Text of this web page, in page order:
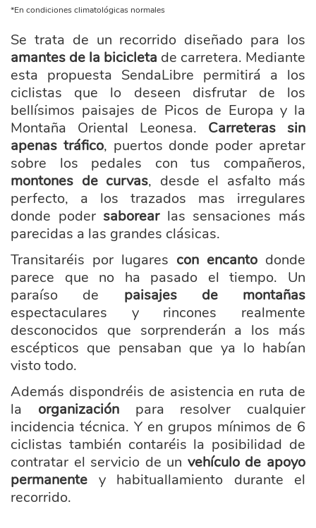
*En condiciones climatológicas normales
Se trata de un recorrido diseñado para los
amantes de la bicicleta de carretera. Mediante
esta propuesta SendaLibre permitirá a los
ciclistas que lo deseen disfrutar de los
bellísimos paisajes de Picos de Europa y la
Montaña Oriental Leonesa. Carreteras sin
apenas tráfico, puertos donde poder apretar
sobre los pedales con tus compañeros,
montones de curvas, desde el asfalto más
perfecto, a los trazados mas irregulares
donde poder saborearlas sensaciones más
parecidas a las grandes clásicas.
Transitaréis por lugares con encanto donde
parece que no ha pasado el tiempo. Un
paraíso de paisajes de montañas
espectaculares y rincones realmente
desconocidos que sorprenderán a los más
escépticos que pensaban que ya lo habían
visto todo.
Además dispondréis de asistencia en ruta de
la organizaciónpara resolver cualquier
incidencia técnica. Y en grupos mínimos de 6
ciclistas también contaréis la posibilidad de
contratar el servicio de un vehículo de apoyo
permanente y habituallamiento durante el
recorrido.